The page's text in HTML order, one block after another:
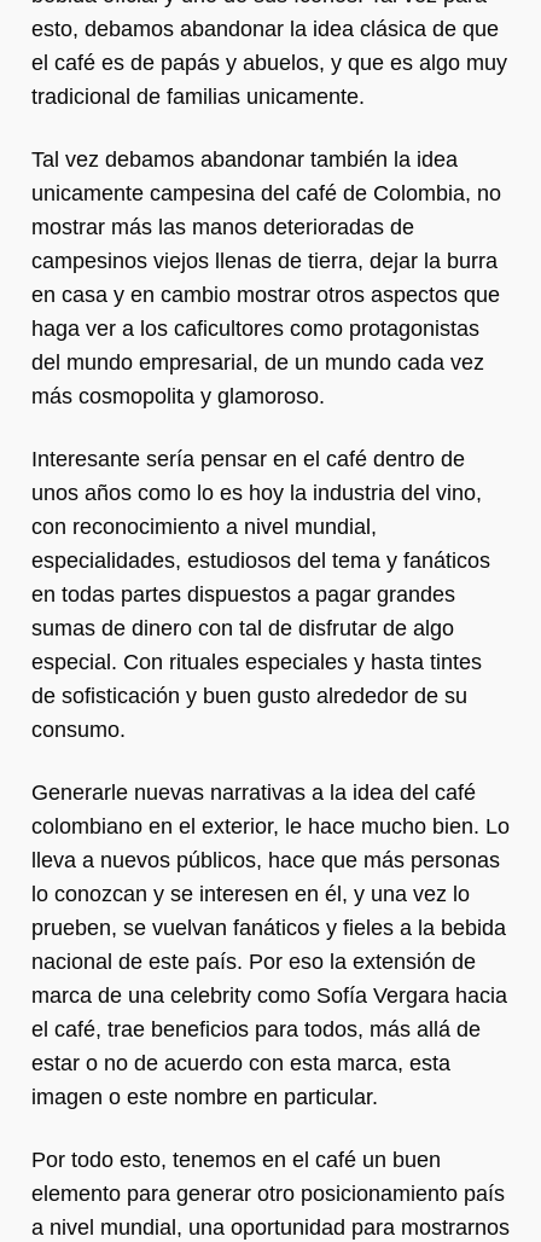
esto, debamos abandonar la idea clásica de que
el café es de papás y abuelos, y que es algo muy
tradicional de familias unicamente.
Tal vez debamos abandonar también la idea
unicamente campesina del café de Colombia, no
mostrar más las manos deterioradas de
campesinos viejos llenas de tierra, dejar la burra
en casa y en cambio mostrar otros aspectos que
haga ver a los caficultores como protagonistas
del mundo empresarial, de un mundo cada vez
más cosmopolita y glamoroso.
Interesante sería pensar en el café dentro de
unos años como lo es hoy la industria del vino,
con reconocimiento a nivel mundial,
especialidades, estudiosos del tema y fanáticos
en todas partes dispuestos a pagar grandes
sumas de dinero con tal de disfrutar de algo
especial. Con rituales especiales y hasta tintes
de sofisticación y buen gusto alrededor de su
consumo.
Generarle nuevas narrativas a la idea del café
colombiano en el exterior, le hace mucho bien. Lo
lleva a nuevos públicos, hace que más personas
lo conozcan y se interesen en él, y una vez lo
prueben, se vuelvan fanáticos y fieles a la bebida
nacional de este país. Por eso la extensión de
marca de una celebrity como Sofía Vergara hacia
el café, trae beneficios para todos, más allá de
estar o no de acuerdo con esta marca, esta
imagen o este nombre en particular.
Por todo esto, tenemos en el café un buen
elemento para generar otro posicionamiento país
a nivel mundial, una oportunidad para mostrarnos